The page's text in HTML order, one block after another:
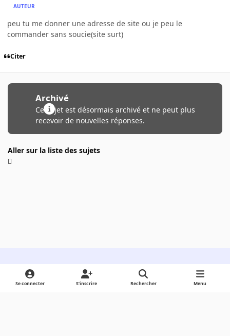
AUTEUR
peu tu me donner une adresse de site ou je peu le
commander sans soucie(site surt)
Citer
Archivé
Ce sujet est désormais archivé et ne peut plus
recevoir de nouvelles réponses.
Aller sur la liste des sujets
Light ModeDark ModeSystem Preference
Se connecter S’inscrire Rechercher Menu